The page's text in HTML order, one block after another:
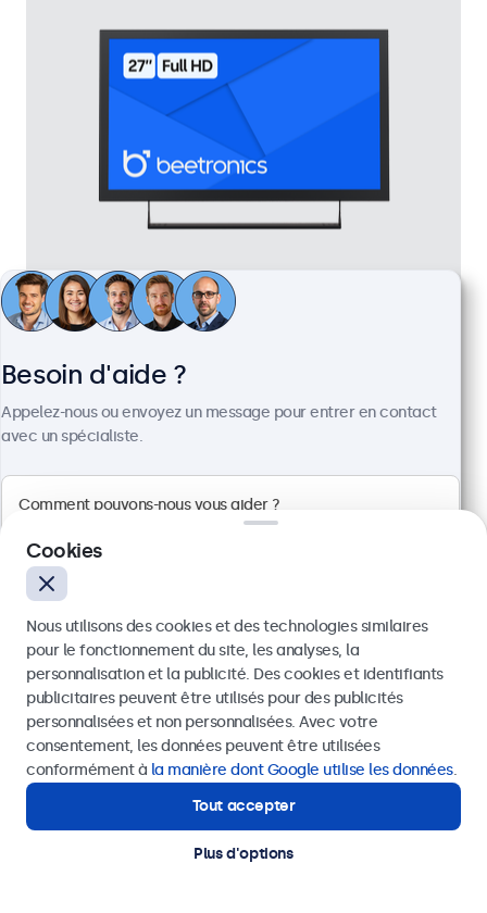
Écran 27 Pouces en Métal
Référence :27HD7M
Résolution 1920 x 1080 (Full HD)
Installation : encastrable, murale et bureau
Dimensions : 629 x 374 x 41 mm
CHF 649,00
Besoin d'aide ?
Appelez-nous ou envoyez un message pour entrer en contact
avec un spécialiste.
Envoyer
Ou appelez-nous au+41 43 50 80 772
Contactez nos spécialistes.
Cookies
Nous utilisons des cookies et des technologies similaires
pour le fonctionnement du site, les analyses, la
personnalisation et la publicité. Des cookies et identifiants
publicitaires peuvent être utilisés pour des publicités
personnalisées et non personnalisées. Avec votre
consentement, les données peuvent être utilisées
conformément à la manière dont Google utilise les données.
Tout accepter
Plus d'options